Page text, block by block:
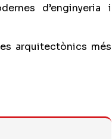
d’enginyeria i
arquitectònics més